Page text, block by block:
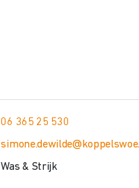
06 365 25 530
Was & Strijk